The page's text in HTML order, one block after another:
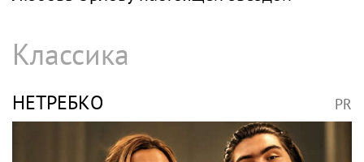
SHOT: комик Слепаков переписал свои
квартиры в РФ на родителей после